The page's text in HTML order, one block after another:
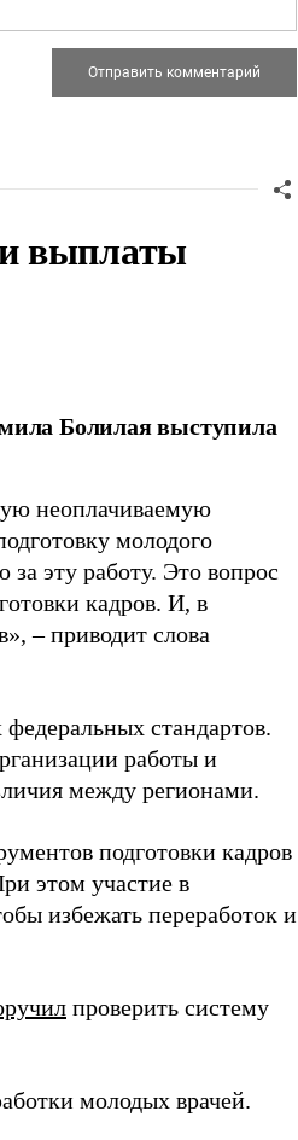
выплаты
Болилая выступила
неоплачиваемую
молодого
эту работу. Это вопрос
кадров. И, в
– приводит слова
стандартов.
работы и
между регионами.
подготовки кадров
этом участие в
избежать переработок и
проверить систему
молодых врачей.